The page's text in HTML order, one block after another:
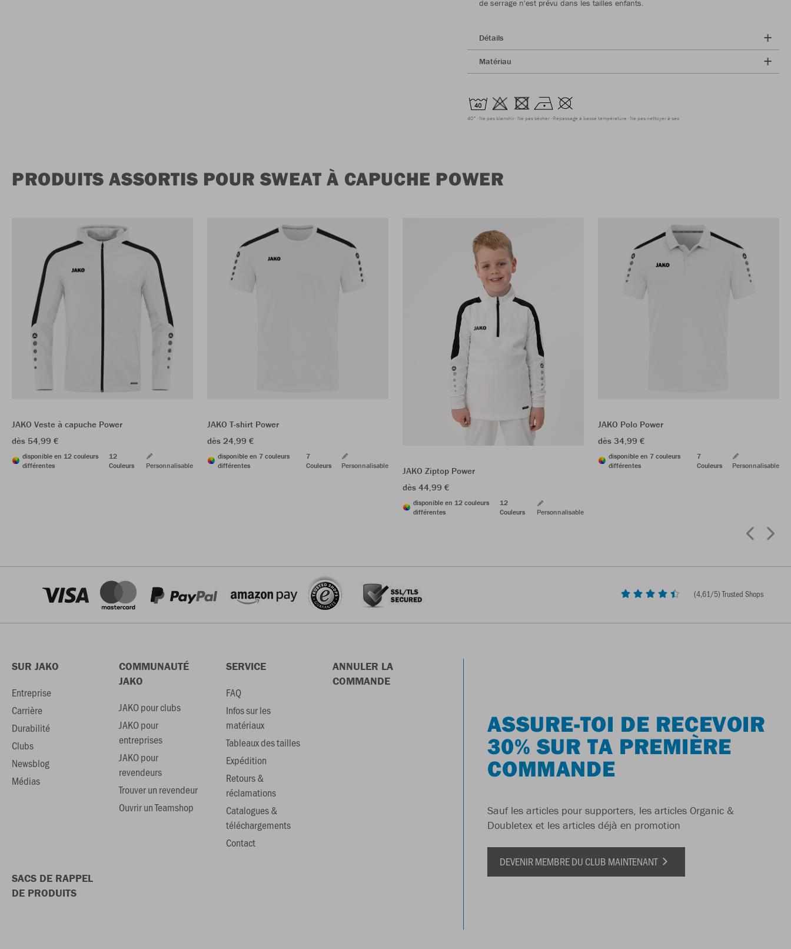
de serrage n'est prévu dans les tailles enfants.
Détails
Matériau
40° Ne pas blanchir Ne pas sécher Repassage à basse température Ne pas nettoyer à sec
PRODUITS ASSORTIS POUR SWEAT À CAPUCHE POWER
JAKO Veste à capuche Power
dès 54,99 €
disponible en 12 couleurs
différentes
12
Couleurs
Personnalisable
JAKO T-shirt Power
dès 24,99 €
disponible en 7 couleurs
différentes
7
Couleurs
Personnalisable
JAKO Ziptop Power
dès 44,99 €
disponible en 12 couleurs
différentes
12
Couleurs
Personnalisable
JAKO Polo Power
dès 34,99 €
disponible en 7 couleurs
différentes
7
Couleurs
Personnalisable
(4,61/5) Trusted Shops
SUR JAKO
Entreprise
Carrière
Durabilité
Clubs
Newsblog
Médias
COMMUNAUTÉ
JAKO
JAKO pour clubs
JAKO pour
entreprises
JAKO pour
revendeurs
Trouver un revendeur
Ouvrir un Teamshop
SERVICE
FAQ
Infos sur les
matériaux
Tableaux des tailles
Expédition
Retours &
réclamations
Catalogues &
téléchargements
Contact
ANNULER LA
COMMANDE
SACS DE RAPPEL
DE PRODUITS
ASSURE-TOI DE RECEVOIR
30% SUR TA PREMIÈRE
COMMANDE
Sauf les articles pour supporters, les articles Organic &
Doubletex et les articles déjà en promotion
DEVENIR MEMBRE DU CLUB MAINTENANT